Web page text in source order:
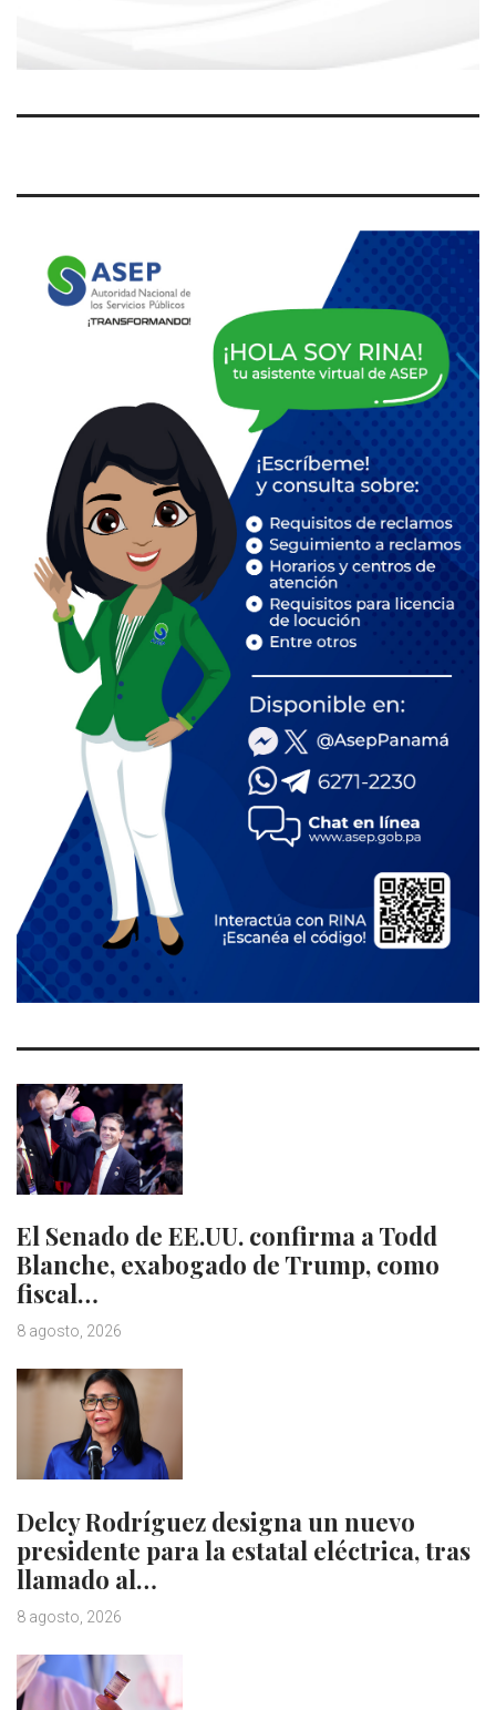
El Senado de EE.UU. confirma a Todd
Blanche, exabogado de Trump, como
fiscal…
8 agosto, 2026
Delcy Rodríguez designa un nuevo
presidente para la estatal eléctrica, tras
llamado al…
8 agosto, 2026